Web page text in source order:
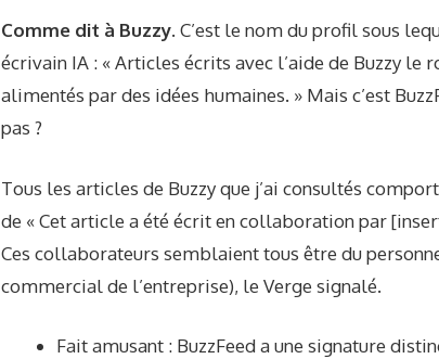
Comme dit à Buzzy. C’est le nom du profil sous
écrivain IA : « Articles écrits avec l’aide de Buzzy
alimentés par des idées humaines. » Mais c’est
pas ?
Tous les articles de Buzzy que j’ai consultés
de « Cet article a été écrit en collaboration par
Ces collaborateurs semblaient tous être du
commercial de l’entreprise), le Verge signalé.
Fait amusant : BuzzFeed a une signature